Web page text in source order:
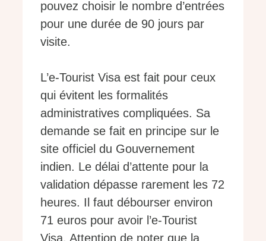
pouvez choisir le nombre d’entrées
pour une durée de 90 jours par
visite.
L’e-Tourist Visa est fait pour ceux
qui évitent les formalités
administratives compliquées. Sa
demande se fait en principe sur le
site officiel du Gouvernement
indien. Le délai d’attente pour la
validation dépasse rarement les 72
heures. Il faut débourser environ
71 euros pour avoir l’e-Tourist
Visa. Attention de noter que la